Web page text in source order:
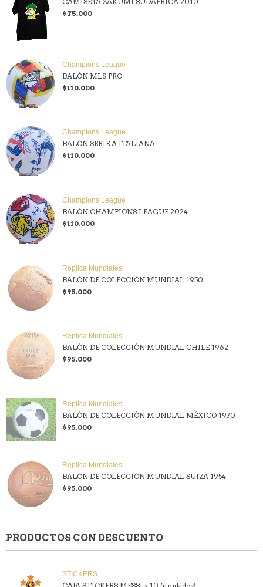
$75.000
Champions League
BALÓN MLS PRO
$110.000
Champions League
BALÓN SERIE A ITALIANA
$110.000
Champions League
BALÓN CHAMPIONS LEAGUE 2024
$110.000
Replica Mundiales
BALÓN DE COLECCIÓN MUNDIAL 1950
$95.000
Replica Mundiales
BALÓN DE COLECCIÓN MUNDIAL CHILE 1962
$95.000
Replica Mundiales
BALÓN DE COLECCIÓN MUNDIAL MÉXICO 1970
$95.000
Replica Mundiales
BALÓN DE COLECCIÓN MUNDIAL SUIZA 1954
$95.000
PRODUCTOS CON DESCUENTO
STICKERS